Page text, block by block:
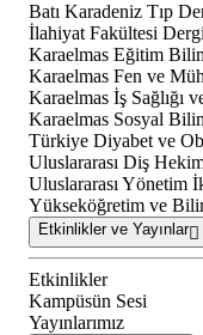
Batı Karadeniz Tıp
İlahiyat Fakültesi
Karaelmas Eğitim
Karaelmas Fen ve
Karaelmas İş Sağlığı
Karaelmas Sosyal
Türkiye Diyabet ve
Uluslararası Diş
Uluslararası Yönetim
Yükseköğretim ve
Etkinlikler ve Yayınlar
Etkinlikler
Kampüsün Sesi
Yayınlarımız